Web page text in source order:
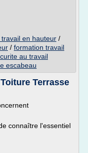
en hauteur /
/ formation travail
au travail
escabeau
Terrasse
connaître l'essentiel